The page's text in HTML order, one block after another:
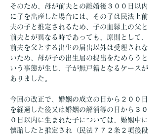
そのため、母が前夫との離婚後３００日以内
に子を出産した場合には、その子は民法上前
夫の子と推定されるため、子の血縁上の父と
前夫とが異なる時であっても、原則として、
前夫を父とする出生の届出以外は受理されな
いため、母が子の出生届の提出をためらうと
いう事態が生じ、子が無戸籍となるケースが
ありました。
今回の改正で、婚姻の成立の日から２００日
を経過した後又は婚姻の解消等の日から３０
０日以内に生まれた子については、婚姻中に
懐胎したと推定され（民法７７２条２項後段